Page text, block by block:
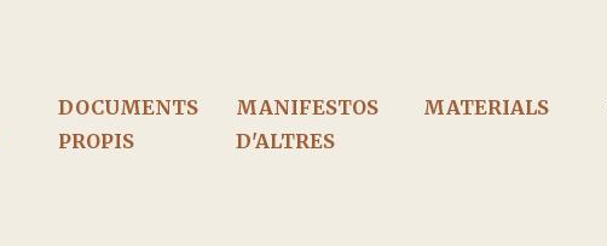
DOCUMENTS
PROPIS
MANIFESTOS
D'ALTRES
MATERIALS